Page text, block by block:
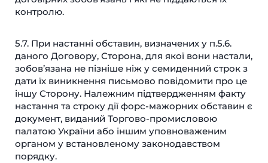
контролю.
5.7. При настанні обставин, визначених у п.5.6.
даного Договору, Сторона, для якої вони настали,
зобов’язана не пізніше ніж у семиденний строк з
дати їх виникнення письмово повідомити про це
іншу Сторону. Належним підтвердженням факту
настання та строку дії форс-мажорних обставин є
документ, виданий Торгово-промисловою
палатою України або іншим уповноваженим
органом у встановленому законодавством
порядку.